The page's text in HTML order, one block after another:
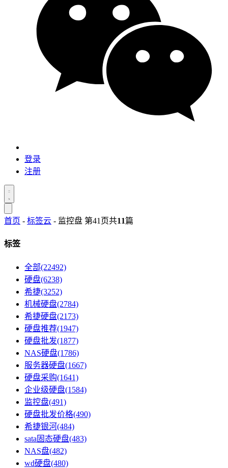
登录
注册
首页 - 标签云 - 监控盘 第41页共11篇
标签
全部(22492)
硬盘(6238)
希捷(3252)
机械硬盘(2784)
希捷硬盘(2173)
硬盘推荐(1947)
硬盘批发(1877)
NAS硬盘(1786)
服务器硬盘(1667)
硬盘采购(1641)
企业级硬盘(1584)
监控盘(491)
硬盘批发价格(490)
希捷银河(484)
sata固态硬盘(483)
NAS盘(482)
wd硬盘(480)